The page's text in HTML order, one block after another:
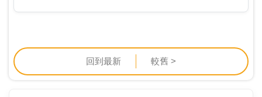
九％。翔準先進訂定九十二年營收目標十八億元，較去
回到最新 較舊 >